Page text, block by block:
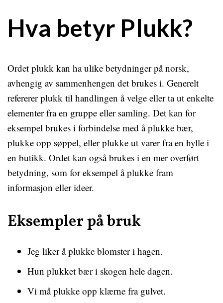
Hva betyr Plukk?
Ordet plukk kan ha ulike betydninger på norsk,
avhengig av sammenhengen det brukes i. Generelt
refererer plukk til handlingen å velge eller ta ut enkelte
elementer fra en gruppe eller samling. Det kan for
eksempel brukes i forbindelse med å plukke bær,
plukke opp søppel, eller plukke ut varer fra en hylle i
en butikk. Ordet kan også brukes i en mer overført
betydning, som for eksempel å plukke fram
informasjon eller ideer.
Eksempler på bruk
Jeg liker å plukke blomster i hagen.
Hun plukket bær i skogen hele dagen.
Vi må plukke opp klærne fra gulvet.